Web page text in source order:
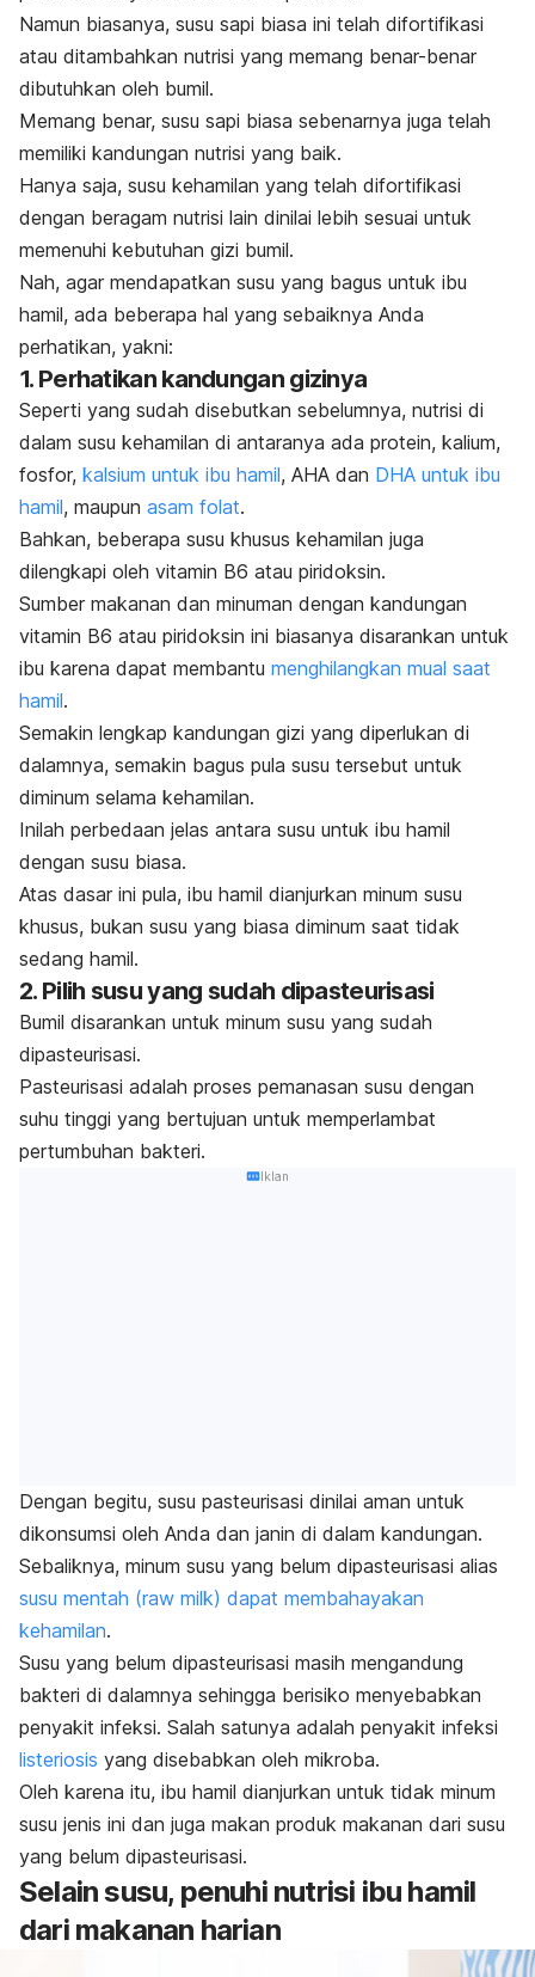
Namun biasanya, susu sapi biasa ini telah difortifikasi
atau ditambahkan nutrisi yang memang benar-benar
dibutuhkan oleh bumil.
Memang benar, susu sapi biasa sebenarnya juga telah
memiliki kandungan nutrisi yang baik.
Hanya saja, susu kehamilan yang telah difortifikasi
dengan beragam nutrisi lain dinilai lebih sesuai untuk
memenuhi kebutuhan gizi bumil.
Nah, agar mendapatkan susu yang bagus untuk ibu
hamil, ada beberapa hal yang sebaiknya Anda
perhatikan, yakni:
1. Perhatikan kandungan gizinya
Seperti yang sudah disebutkan sebelumnya, nutrisi di
dalam susu kehamilan di antaranya ada protein, kalium,
fosfor, kalsium untuk ibu hamil, AHA dan DHA untuk ibu
hamil, maupun asam folat.
Bahkan, beberapa susu khusus kehamilan juga
dilengkapi oleh vitamin B6 atau piridoksin.
Sumber makanan dan minuman dengan kandungan
vitamin B6 atau piridoksin ini biasanya disarankan untuk
ibu karena dapat membantu menghilangkan mual saat
hamil.
Semakin lengkap kandungan gizi yang diperlukan di
dalamnya, semakin bagus pula susu tersebut untuk
diminum selama kehamilan.
Inilah perbedaan jelas antara susu untuk ibu hamil
dengan susu biasa.
Atas dasar ini pula, ibu hamil dianjurkan minum susu
khusus, bukan susu yang biasa diminum saat tidak
sedang hamil.
2. Pilih susu yang sudah dipasteurisasi
Bumil disarankan untuk minum susu yang sudah
dipasteurisasi.
Pasteurisasi adalah proses pemanasan susu dengan
suhu tinggi yang bertujuan untuk memperlambat
pertumbuhan bakteri.
Iklan
Dengan begitu, susu pasteurisasi dinilai aman untuk
dikonsumsi oleh Anda dan janin di dalam kandungan.
Sebaliknya, minum susu yang belum dipasteurisasi alias
susu mentah (raw milk) dapat membahayakan
kehamilan.
Susu yang belum dipasteurisasi masih mengandung
bakteri di dalamnya sehingga berisiko menyebabkan
penyakit infeksi. Salah satunya adalah penyakit infeksi
listeriosis yang disebabkan oleh mikroba.
Oleh karena itu, ibu hamil dianjurkan untuk tidak minum
susu jenis ini dan juga makan produk makanan dari susu
yang belum dipasteurisasi.
Selain susu, penuhi nutrisi ibu hamil
dari makanan harian